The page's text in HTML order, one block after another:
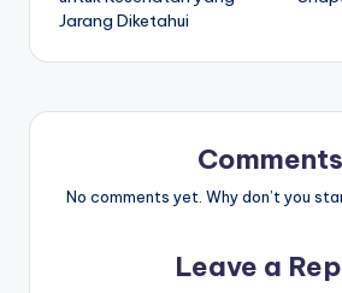
Jarang Diketahui
Comments
No comments yet. Why don’t you
Leave a